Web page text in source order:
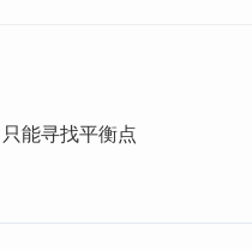
能寻找平衡点